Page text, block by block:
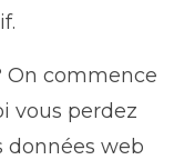
On commence
vous perdez
données web